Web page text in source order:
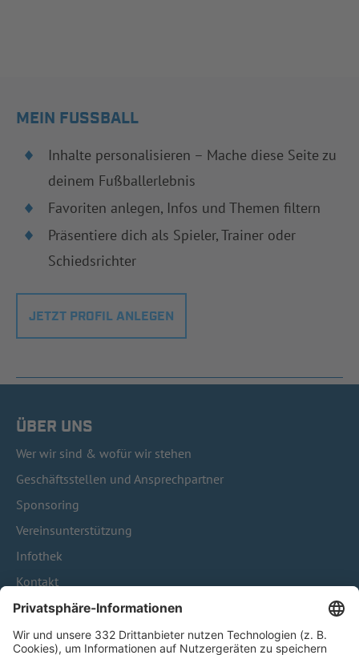
MEIN FUSSBALL
Inhalte personalisieren – Mache diese Seite zu
deinem Fußballerlebnis
Favoriten anlegen, Infos und Themen filtern
Präsentiere dich als Spieler, Trainer oder
Schiedsrichter
JETZT PROFIL ANLEGEN
ÜBER UNS
Wer wir sind & wofür wir stehen
Geschäftsstellen und Ansprechpartner
Sponsoring
Vereinsunterstützung
Infothek
Kontakt
HÄUFIG BESUCHTE SEITEN